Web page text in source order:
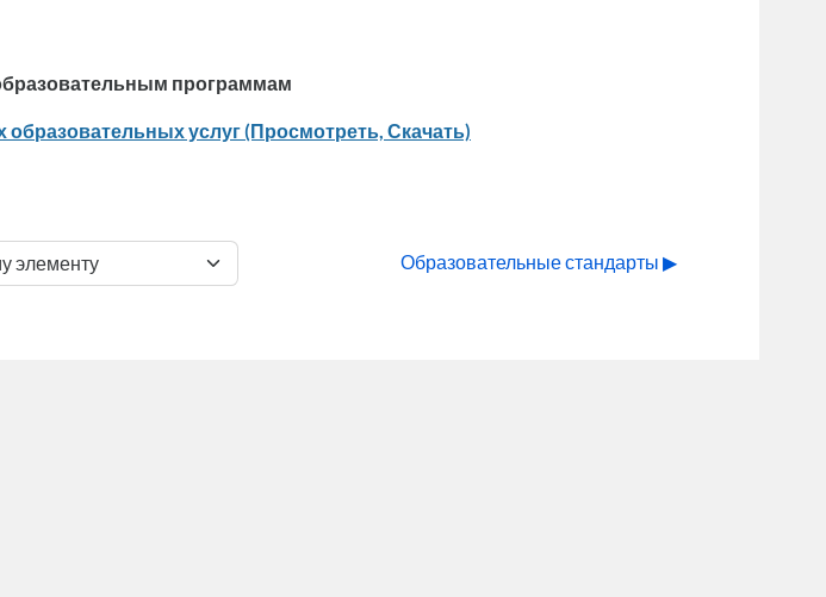
программам
услуг (Просмотреть, Скачать)
Образовательные стандарты ▶︎